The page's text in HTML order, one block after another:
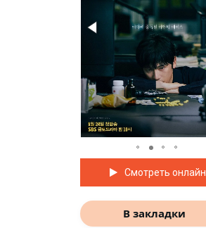
Смотреть онлайн
В закладки